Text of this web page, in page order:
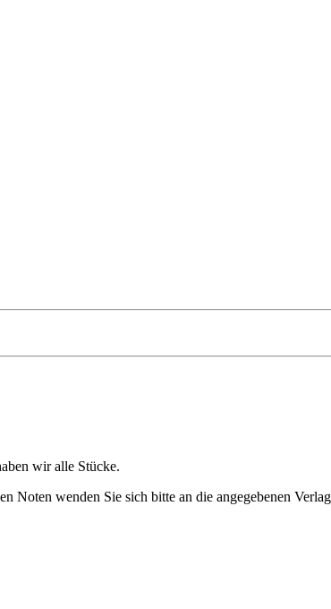
wir alle Stücke.
Noten wenden Sie sich bitte an die angegebenen